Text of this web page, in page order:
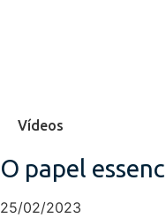
Vídeos
O papel
25/02/2023